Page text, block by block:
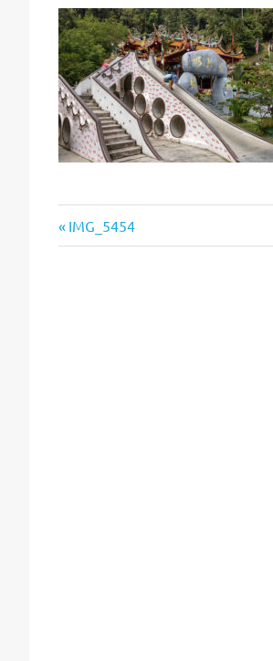
Beitragsnavigation
Vorheriger
Beitrag:
IMG_5454